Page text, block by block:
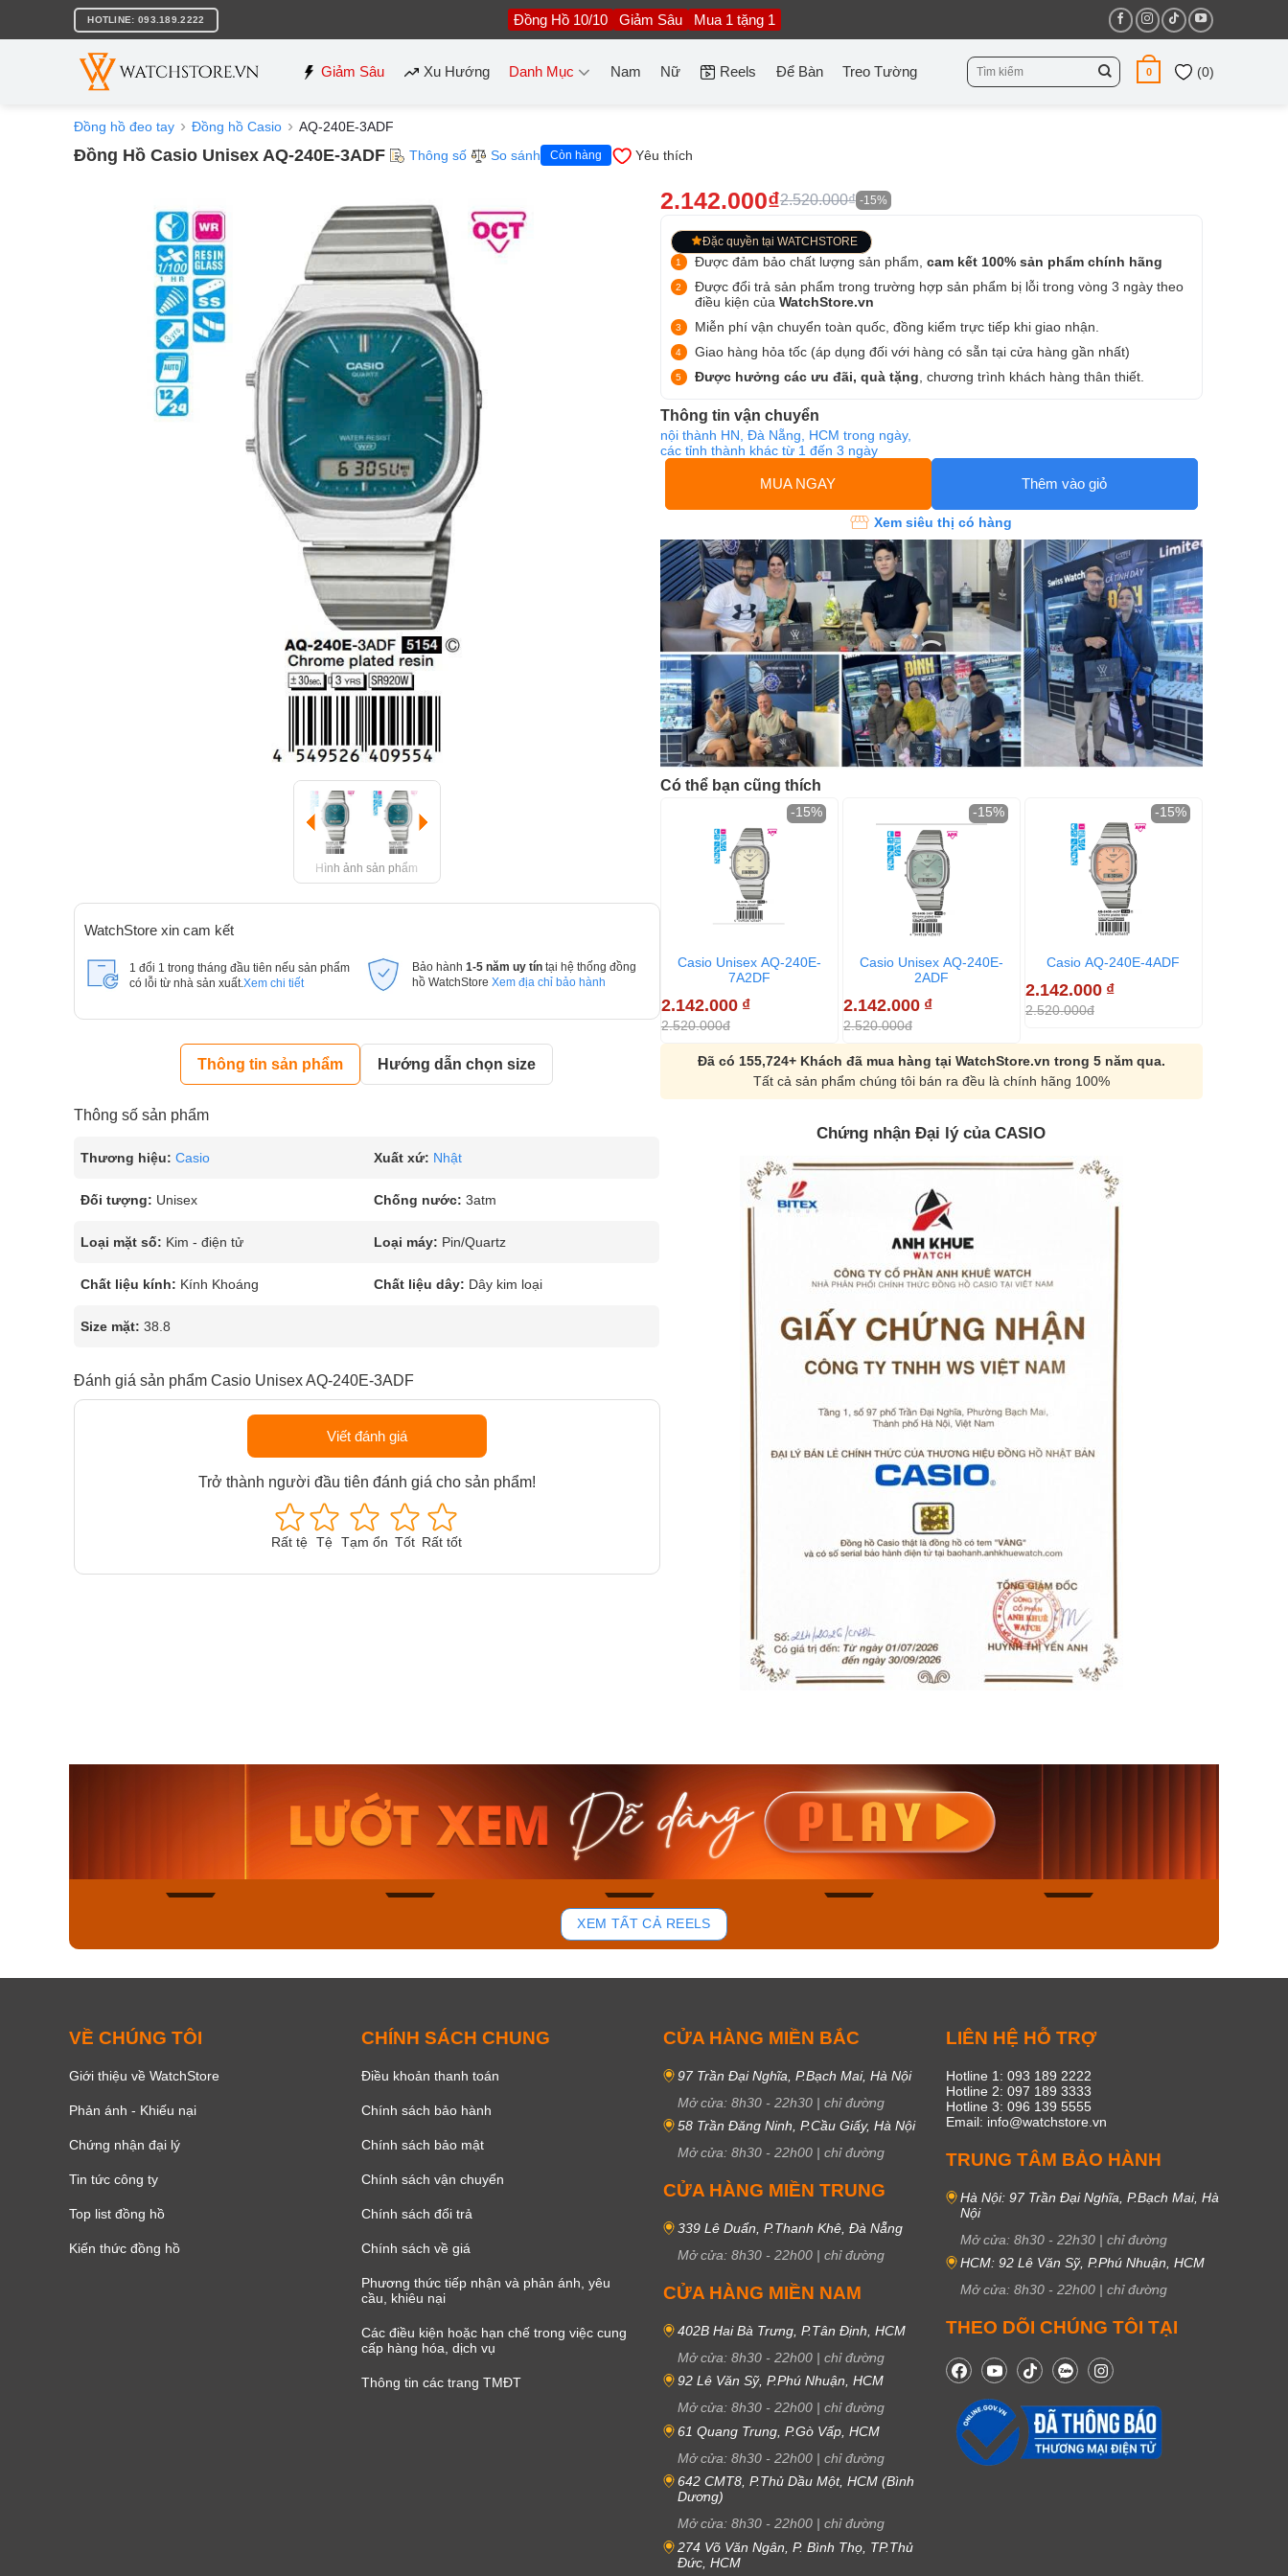
nội
HOTLINE: 093.189.2222 Đồng Hồ 10/10 Giảm Sâu Mua 1 tặng 1
Giảm Sâu Xu Hướng Danh Mục Nam Nữ Reels Để Bàn Treo Tường
Tìm
kiếm:
0 (0)
Đồng hồ đeo tay Đồng hồ Casio AQ-240E-3ADF
Đồng Hồ Casio Unisex AQ-240E-3ADF Thông số So sánh Còn hàng Yêu thích
Hình ảnh sản phẩm
WatchStore xin cam kết
1 đổi 1 trong tháng đầu tiên nếu sản phẩm
có lỗi từ nhà sản xuất. Xem chi tiết
Bảo hành 1-5 năm uy tín tại hệ thống đồng
hồ WatchStore Xem địa chỉ bảo hành
Thông tin sản phẩm Hướng dẫn chọn size
Thông số sản phẩm
Thương hiệu: Casio Xuất xứ: Nhật
Đối tượng: Unisex Chống nước: 3atm
Loại mặt số: Kim - điện tử Loại máy: Pin/Quartz
Chất liệu kính: Kính Khoáng Chất liệu dây: Dây kim loại
Size mặt: 38.8
Đánh giá sản phẩm Casio Unisex AQ-240E-3ADF
Viết đánh giá
Trở thành người đầu tiên đánh giá cho sản phẩm!
Rất tệ Tệ Tạm ổn Tốt Rất tốt
2.142.000₫2.520.000₫ -15%
Đặc quyền tại WATCHSTORE
Được đảm bảo chất lượng sản phẩm, cam kết 100% sản phẩm chính hãng
Được đổi trả sản phẩm trong trường hợp sản phẩm bị lỗi trong vòng 3 ngày theo
điều kiện của WatchStore.vn
Miễn phí vận chuyển toàn quốc, đồng kiểm trực tiếp khi giao nhận.
Giao hàng hỏa tốc (áp dụng đối với hàng có sẵn tại cửa hàng gần nhất)
Được hưởng các ưu đãi, quà tặng , chương trình khách hàng thân thiết.
Thông tin vận chuyển
nội thành HN, Đà Nẵng, HCM trong ngày,
các tỉnh thành khác từ 1 đến 3 ngày
MUA NGAY Thêm vào giỏ
Xem siêu thị có hàng
Có thể bạn cũng thích
Casio Unisex AQ-240E-
7A2DF
2.142.000 ₫
2.520.000đ
-15%
Casio Unisex AQ-240E-
2ADF
2.142.000 ₫
2.520.000đ
-15%
Casio AQ-240E-4ADF
2.142.000 ₫
2.520.000đ
-15%
Đã có 155,724+ Khách đã mua hàng tại WatchStore.vn trong 5 năm qua.
Tất cả sản phẩm chúng tôi bán ra đều là chính hãng 100%
Chứng nhận Đại lý của CASIO
Casio Nam MTS-
115D-1AVDF
2.823.000₫
2.399.550₫
Mua ngay
44
Casio Nam MTS-
RS100L-1AVDF
4.276.000₫
3.634.600₫
Casio Unisex AQ-
230EL-1ADF
2.117.000₫
1.799.450₫
Mua ngay
XEM TẤT CẢ REELS
VỀ CHÚNG TÔI
Giới thiệu về WatchStore
Phản ánh - Khiếu nại
Chứng nhận đại lý
Tin tức công ty
Top list đồng hồ
Kiến thức đồng hồ
CHÍNH SÁCH CHUNG
Điều khoản thanh toán
Chính sách bảo hành
Chính sách bảo mật
Chính sách vận chuyển
Chính sách đổi trả
Chính sách về giá
Phương thức tiếp nhận và phản ánh, yêu
cầu, khiêu nại
Các điều kiện hoặc hạn chế trong việc cung
cấp hàng hóa, dịch vụ
Thông tin các trang TMĐT
CỬA HÀNG MIỀN BẮC
97 Trần Đại Nghĩa, P.Bạch Mai, Hà Nội
Mở cửa: 8h30 - 22h30 | chỉ đường
58 Trần Đăng Ninh, P.Cầu Giấy, Hà Nội
Mở cửa: 8h30 - 22h00 | chỉ đường
CỬA HÀNG MIỀN TRUNG
339 Lê Duẩn, P.Thanh Khê, Đà Nẵng
Mở cửa: 8h30 - 22h00 | chỉ đường
CỬA HÀNG MIỀN NAM
402B Hai Bà Trưng, P.Tân Định, HCM
Mở cửa: 8h30 - 22h00 | chỉ đường
92 Lê Văn Sỹ, P.Phú Nhuận, HCM
Mở cửa: 8h30 - 22h00 | chỉ đường
61 Quang Trung, P.Gò Vấp, HCM
Mở cửa: 8h30 - 22h00 | chỉ đường
642 CMT8, P.Thủ Dầu Một, HCM (Bình
Dương)
Mở cửa: 8h30 - 22h00 | chỉ đường
274 Võ Văn Ngân, P. Bình Thọ, TP.Thủ
Đức, HCM
LIÊN HỆ HỖ TRỢ
Hotline 1: 093 189 2222
Hotline 2: 097 189 3333
Hotline 3: 096 139 5555
Email: info@watchstore.vn
TRUNG TÂM BẢO HÀNH
Hà Nội: 97 Trần Đại Nghĩa, P.Bạch Mai, Hà
Nội
Mở cửa: 8h30 - 22h30 | chỉ đường
HCM: 92 Lê Văn Sỹ, P.Phú Nhuận, HCM
Mở cửa: 8h30 - 22h00 | chỉ đường
THEO DÕI CHÚNG TÔI TẠI